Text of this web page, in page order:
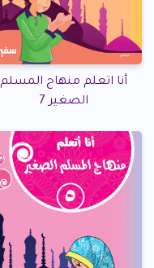
أنا اتعلم منهاج المسلم
الصغير 7